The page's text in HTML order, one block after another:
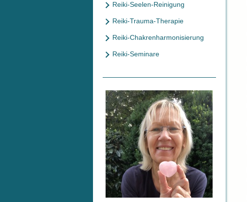
Reiki-Seelen-Reinigung
Reiki-Trauma-Therapie
Reiki-Chakrenharmonisierung
Reiki-Seminare